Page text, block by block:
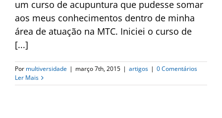
um curso de acupuntura que pudesse somar
aos meus conhecimentos dentro de minha
área de atuação na MTC. Iniciei o curso de
[...]
Por multiversidade | março 7th, 2015 | artigos | 0 Comentários
Ler Mais